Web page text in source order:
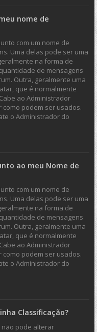
nome de
com um nome de
Uma delas pode ser uma
na forma de
de mensagens
Outra, geralmente uma
que é normalmente
ao Administrador
podem ser usados.
o Administrador do
ao meu Nome de
com um nome de
Uma delas pode ser uma
na forma de
de mensagens
Outra, geralmente uma
que é normalmente
ao Administrador
podem ser usados.
o Administrador do
Classificação?
não pode alterar